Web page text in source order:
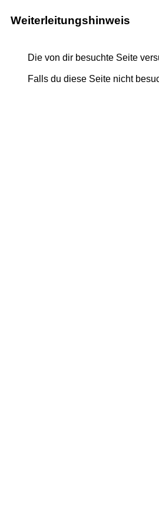
Weiterleitungshinweis
Die von dir besuchte Seite
Falls du diese Seite nicht